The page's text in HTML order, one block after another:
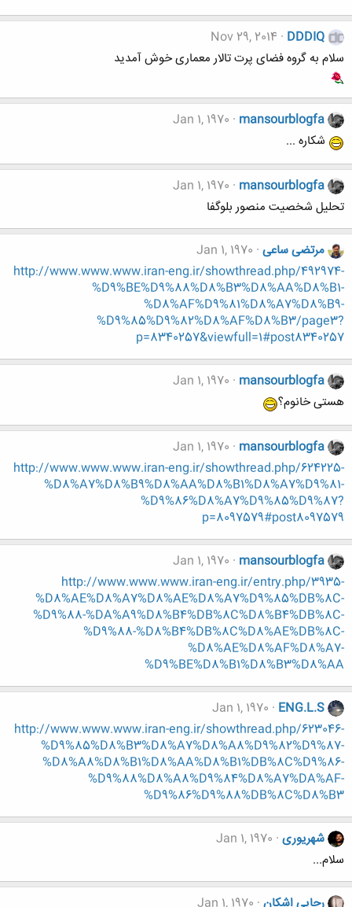
DDDIQ
Nov 29, 2014
سلام به گروه فضای پرت تالار معماری خوش آمدید
mansourblogfa
Jan 1, 1970
شکاره ...
mansourblogfa
Jan 1, 1970
تحلیل شخصیت منصور بلوگفا
مرتضی ساعی Jan 1, 1970
http://www.www.www.iran-eng.ir/showthread.php/492974-
%D9%BE%D9%88%D8%B3%D8%AA%D8%B1-
%D8%AF%D9%81%D8%A7%D8%B9-
%D9%85%D9%82%D8%AF%D8%B3/page3?
p=8340257&viewfull=1#post8340257
mansourblogfa
Jan 1, 1970
هستی خانوم؟
mansourblogfa
Jan 1, 1970
http://www.www.www.iran-eng.ir/showthread.php/624225-
%D8%A7%D8%B9%D8%AA%D8%B1%D8%A7%D9%81-
%D9%86%D8%A7%D9%85%D9%87?
p=8097579#post8097579
mansourblogfa
Jan 1, 1970
http://www.www.www.iran-eng.ir/entry.php/3935-
%D8%AE%D8%A7%D8%AE%D8%A7%D9%85%DB%8C-
%D9%88-%DA%A9%D8%B4%DB%8C%D8%B4%DB%8C-
%D9%88-%D8%B4%DB%8C%D8%AE%DB%8C-
%D8%AE%D8%AF%D8%A7-
%D9%BE%D8%B1%D8%B3%D8%AA
ENG.L.S
Jan 1, 1970
http://www.www.www.iran-eng.ir/showthread.php/623046-
%D9%85%D8%B3%D8%A7%D8%A8%D9%82%D9%87-
%D8%A8%D8%B1%D8%AA%D8%B1%DB%8C%D9%86-
%D9%88%D8%A8%D9%84%D8%A7%DA%AF-
%D9%86%D9%88%DB%8C%D8%B3
شهریوری Jan 1, 1970
سلام...